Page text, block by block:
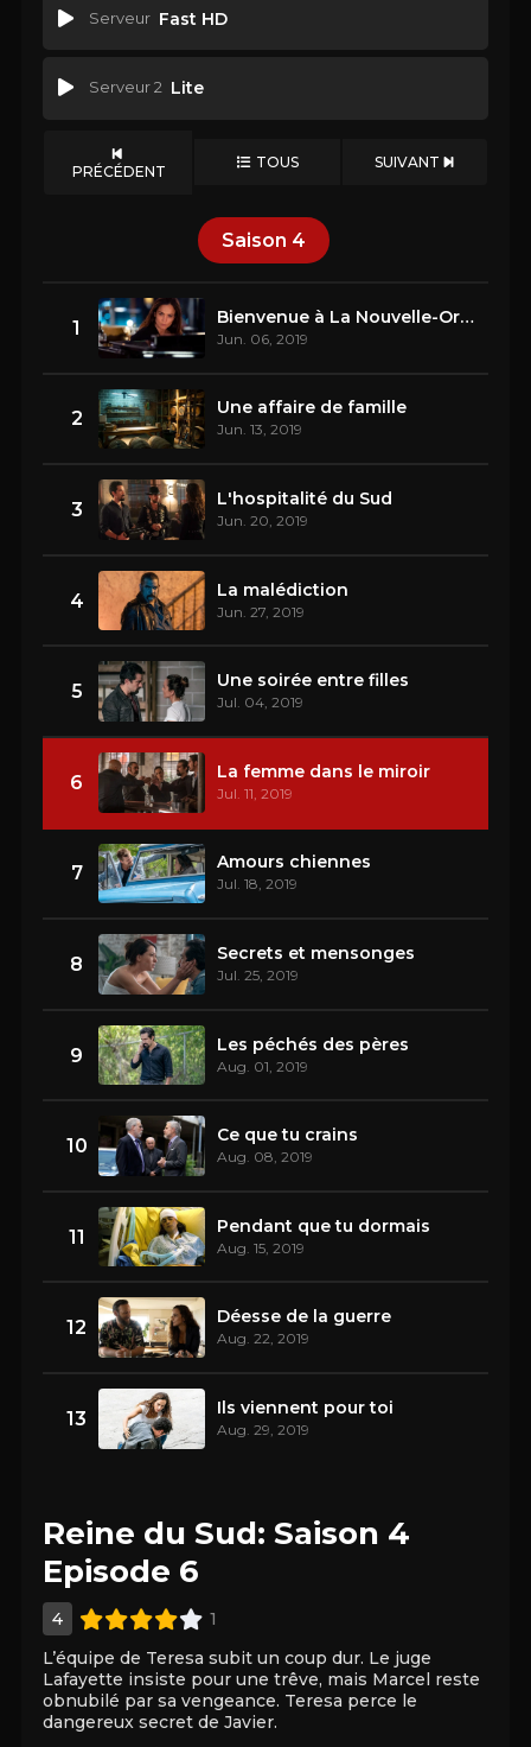
Serveur Fast HD
Serveur 2 Lite
PRÉCÉDENT TOUS SUIVANT
Saison 4
1 Bienvenue à La Nouvelle-Orléans
Jun. 06, 2019
2 Une affaire de famille
Jun. 13, 2019
3 L'hospitalité du Sud
Jun. 20, 2019
4 La malédiction
Jun. 27, 2019
5 Une soirée entre filles
Jul. 04, 2019
6 La femme dans le miroir
Jul. 11, 2019
7 Amours chiennes
Jul. 18, 2019
8 Secrets et mensonges
Jul. 25, 2019
9 Les péchés des pères
Aug. 01, 2019
10 Ce que tu crains
Aug. 08, 2019
11 Pendant que tu dormais
Aug. 15, 2019
12 Déesse de la guerre
Aug. 22, 2019
13 Ils viennent pour toi
Aug. 29, 2019
Reine du Sud: Saison 4
Episode 6
4
1
L’équipe de Teresa subit un coup dur. Le juge
Lafayette insiste pour une trêve, mais Marcel reste
obnubilé par sa vengeance. Teresa perce le
dangereux secret de Javier.